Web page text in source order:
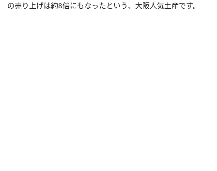
の売り上げは約8倍にもなったという、大阪人気土産です。